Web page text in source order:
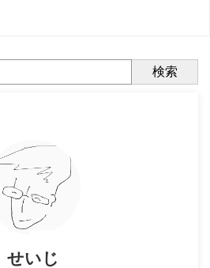
検索
せいじ